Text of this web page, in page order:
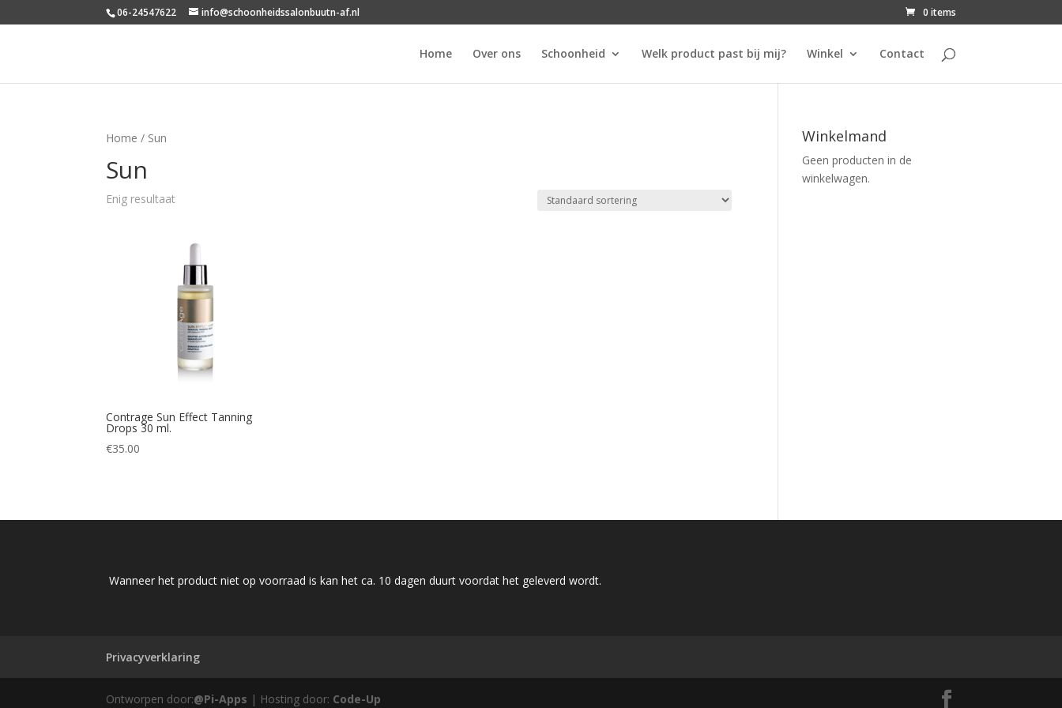
06-24547622 info@schoonheidssalonbuutn-af.nl 0 items
Home Over ons Schoonheid Welk product past bij mij? Winkel Contact
Home / Sun
Sun
Enig resultaat
Contrage Sun Effect Tanning
Drops 30 ml.
€35.00
Winkelmand
Geen producten in de
winkelwagen.
Wanneer het product niet op voorraad is kan het ca. 10 dagen duurt voordat het geleverd wordt.
Privacyverklaring
Ontworpen door:@Pi-Apps | Hosting door: Code-Up